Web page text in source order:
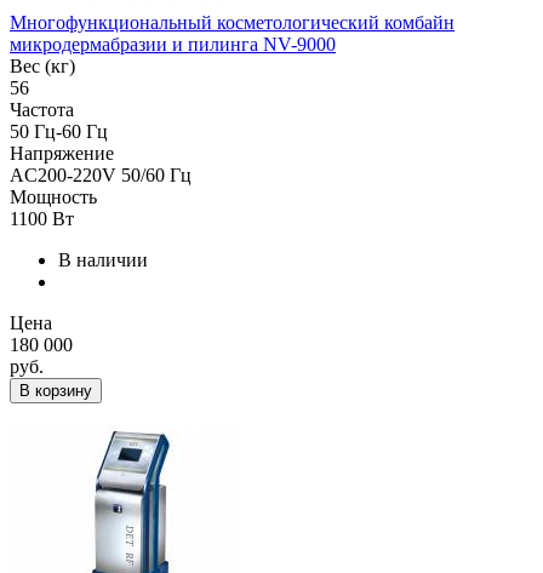
Многофункциональный косметологический комбайн
микродермабразии и пилинга NV-9000
Вес (кг)
56
Частота
50 Гц-60 Гц
Напряжение
AC200-220V 50/60 Гц
Мощность
1100 Вт
В наличии
Цена
180 000
руб.
В корзину